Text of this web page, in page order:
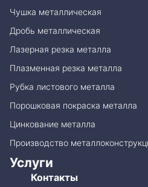
Чушка металлическая
Дробь металлическая
Лазерная резка металла
Плазменная резка металла
Рубка листового металла
Порошковая покраска металла
Цинкование металла
Производство
Услуги
Контакты